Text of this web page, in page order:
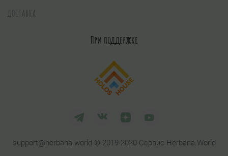
ДОСТАВКА
При поддержке
support@herbana.world © 2019-2020 Сервис Herbana.World